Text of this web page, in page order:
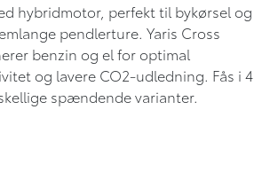
hybridmotor, perfekt til bykørsel og
pendlerture. Yaris Cross
benzin og el for optimal
og lavere CO2-udledning. Fås i 4
spændende varianter.